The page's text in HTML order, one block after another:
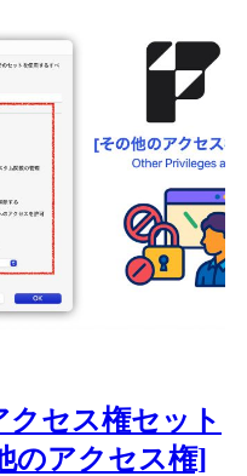
セス権セット
のアクセス権]